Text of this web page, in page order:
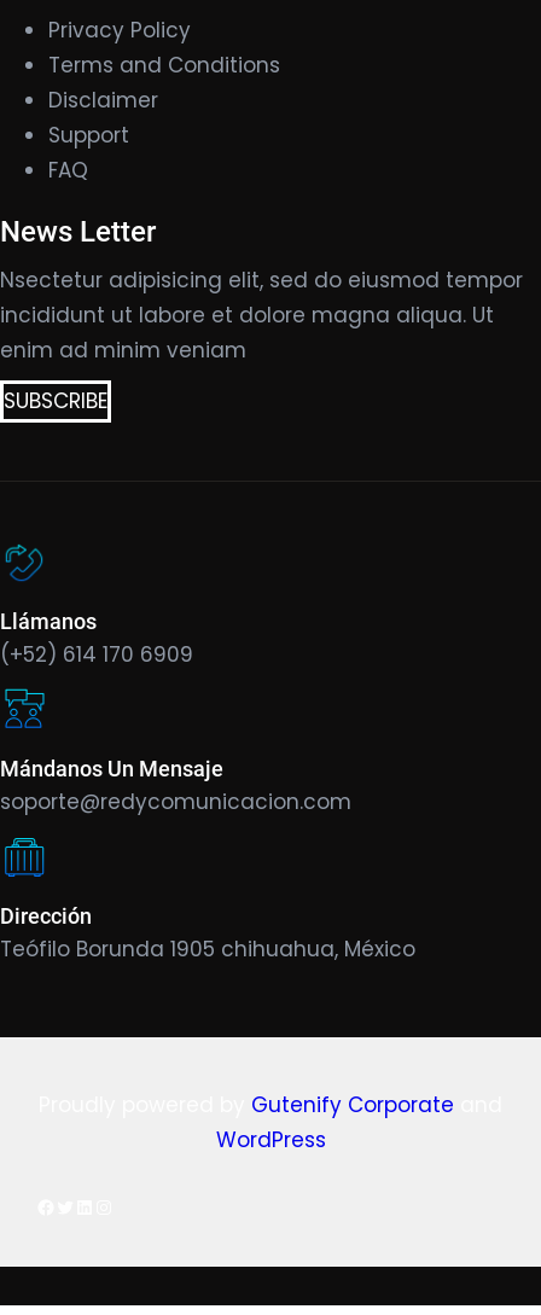
Privacy Policy
Terms and Conditions
Disclaimer
Support
FAQ
News Letter
Nsectetur adipisicing elit, sed do eiusmod tempor
incididunt ut labore et dolore magna aliqua. Ut
enim ad minim veniam
SUBSCRIBE
Llámanos
(+52) 614 170 6909
Mándanos Un Mensaje
soporte@redycomunicacion.com
Dirección
Teófilo Borunda 1905 chihuahua, México
Gutenify Corporate
WordPress